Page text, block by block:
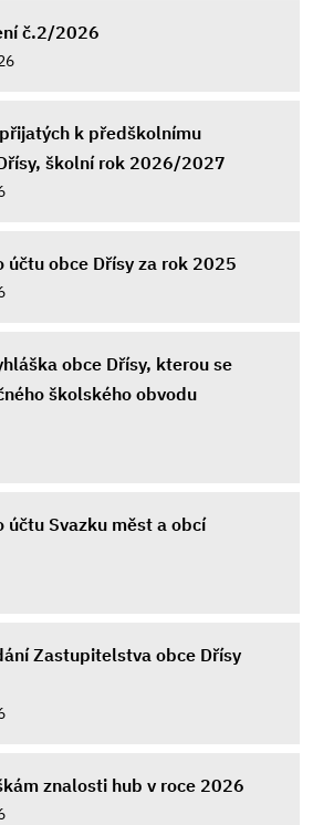
č.2/2026
k předškolnímu
školní rok 2026/2027
účtu obce Dřísy za rok 2025
obce Dřísy, kterou se
školského obvodu
účtu Svazku měst a obcí
Zastupitelstva obce Dřísy
znalosti hub v roce 2026